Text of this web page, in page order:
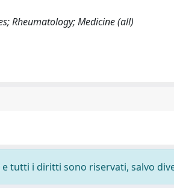
Rheumatology; Medicine (all)
tutti i diritti sono riservati, salvo